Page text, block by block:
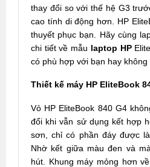
thay đổi so với thế hệ G3
cao tính di động hơn. HP
thuyết phục bạn. Hãy cùng
chi tiết về mẫu laptop HP
có phù hợp với bạn hay không
Thiết kế máy HP EliteBook
Vỏ HP EliteBook 840 G4
đổi khi vẫn sử dụng kết hợp
sơn, chỉ có phần đáy được
Nhờ kết giữa màu đen và
hút. Khung máy mỏng hơn